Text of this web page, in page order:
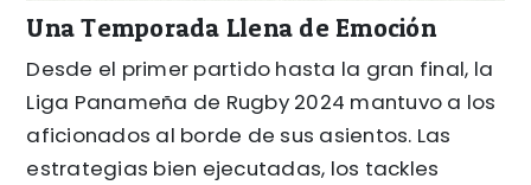
Una Temporada Llena de Emoción
Desde el primer partido hasta la gran final, la
Liga Panameña de Rugby 2024 mantuvo a los
aficionados al borde de sus asientos. Las
estrategias bien ejecutadas, los tackles